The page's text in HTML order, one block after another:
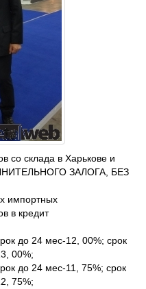
со склада в Харькове и
ЗАЛОГА, БЕЗ
импортных
в кредит
до 24 мес-12, 00%; срок
00%;
до 24 мес-11, 75%; срок
75%;